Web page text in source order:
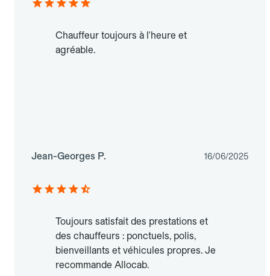
Chauffeur toujours à l'heure et
agréable.
Jean-Georges P. 16/06/2025
Toujours satisfait des prestations et
des chauffeurs : ponctuels, polis,
bienveillants et véhicules propres. Je
recommande Allocab.